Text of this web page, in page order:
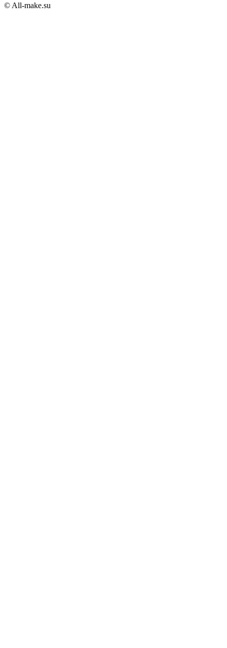
© All-make.su